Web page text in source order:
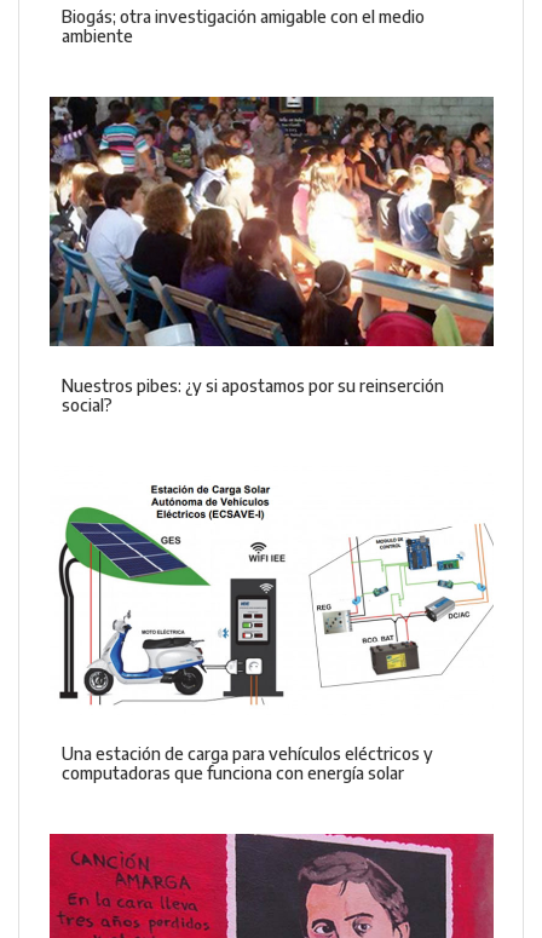
Biogás; otra investigación amigable con el medio
ambiente
Nuestros pibes: ¿y si apostamos por su reinserción
social?
Una estación de carga para vehículos eléctricos y
computadoras que funciona con energía solar